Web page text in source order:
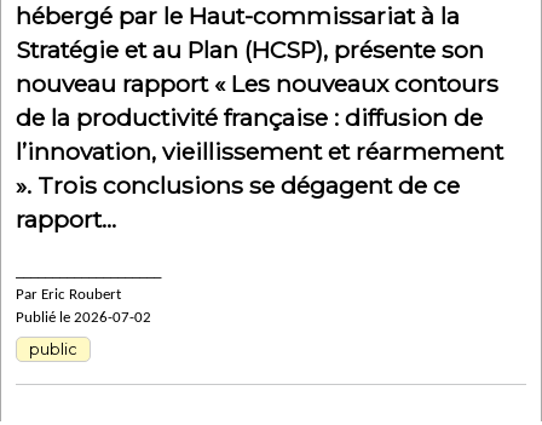
hébergé par le Haut-commissariat à la
Stratégie et au Plan (HCSP), présente son
nouveau rapport « Les nouveaux contours
de la productivité française : diffusion de
l’innovation, vieillissement et réarmement
». Trois conclusions se dégagent de ce
rapport…
Par Eric Roubert
Publié le 2026-07-02
public